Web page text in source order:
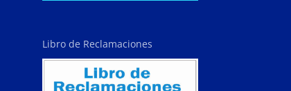
Libro de Reclamaciones